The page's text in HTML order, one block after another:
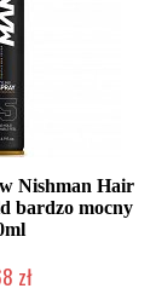
Nishman Hair
bardzo mocny
zł